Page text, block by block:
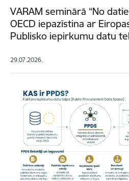
VARAM seminārā “No
OECD iepazīstina ar
Publisko iepirkumu datu
29.07.2026.